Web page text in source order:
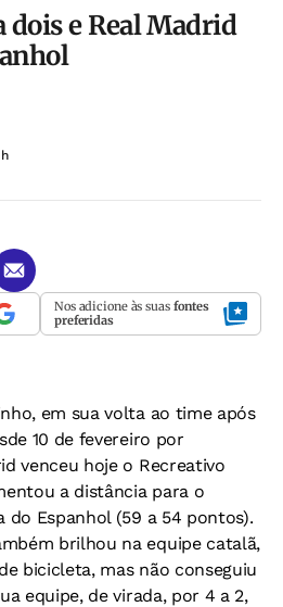
dois e Real Madrid
Nos adicione às suas fontes
preferidas
em sua volta ao time após
10 de fevereiro por
venceu hoje o Recreativo
a distância para o
do Espanhol (59 a 54 pontos).
brilhou na equipe catalã,
bicicleta, mas não conseguiu
equipe, de virada, por 4 a 2,